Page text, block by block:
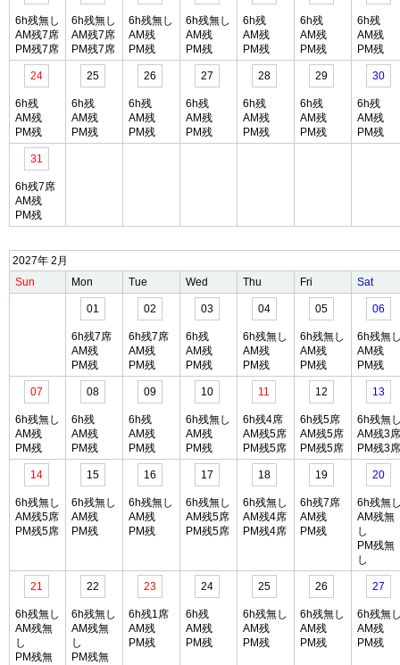
6h残無し
AM残7席
PM残7席
6h残無し
AM残7席
PM残7席
6h残無し
AM残
PM残
6h残無し
AM残
PM残
6h残
AM残
PM残
6h残
AM残
PM残
6h残
AM残
PM残
24
6h残
AM残
PM残
25
6h残
AM残
PM残
26
6h残
AM残
PM残
27
6h残
AM残
PM残
28
6h残
AM残
PM残
29
6h残
AM残
PM残
30
6h残
AM残
PM残
31
6h残7席
AM残
PM残
2027年 2月
Sun
Mon Tue Wed Thu Fri Sat
01
6h残7席
AM残
PM残
02
6h残7席
AM残
PM残
03
6h残
AM残
PM残
04
6h残無し
AM残
PM残
05
6h残無し
AM残
PM残
06
6h残無
AM残
PM残
07
6h残無し
AM残
PM残
08
6h残
AM残
PM残
09
6h残
AM残
PM残
10
6h残無し
AM残
PM残
11
6h残4席
AM残5席
PM残5席
12
6h残5席
AM残5席
PM残5席
13
6h残無
AM残3席
PM残3席
14
6h残無し
AM残5席
PM残5席
15
6h残無し
AM残
PM残
16
6h残無し
AM残
PM残
17
6h残無し
AM残5席
PM残5席
18
6h残無し
AM残4席
PM残4席
19
6h残7席
AM残
PM残
20
6h残無
AM残無
し
PM残無
し
21
6h残無し
AM残無
し
PM残無
22
6h残無し
AM残無
し
PM残無
23
6h残1席
AM残
PM残
24
6h残
AM残
PM残
25
6h残無し
AM残
PM残
26
6h残無し
AM残
PM残
27
6h残無
AM残
PM残